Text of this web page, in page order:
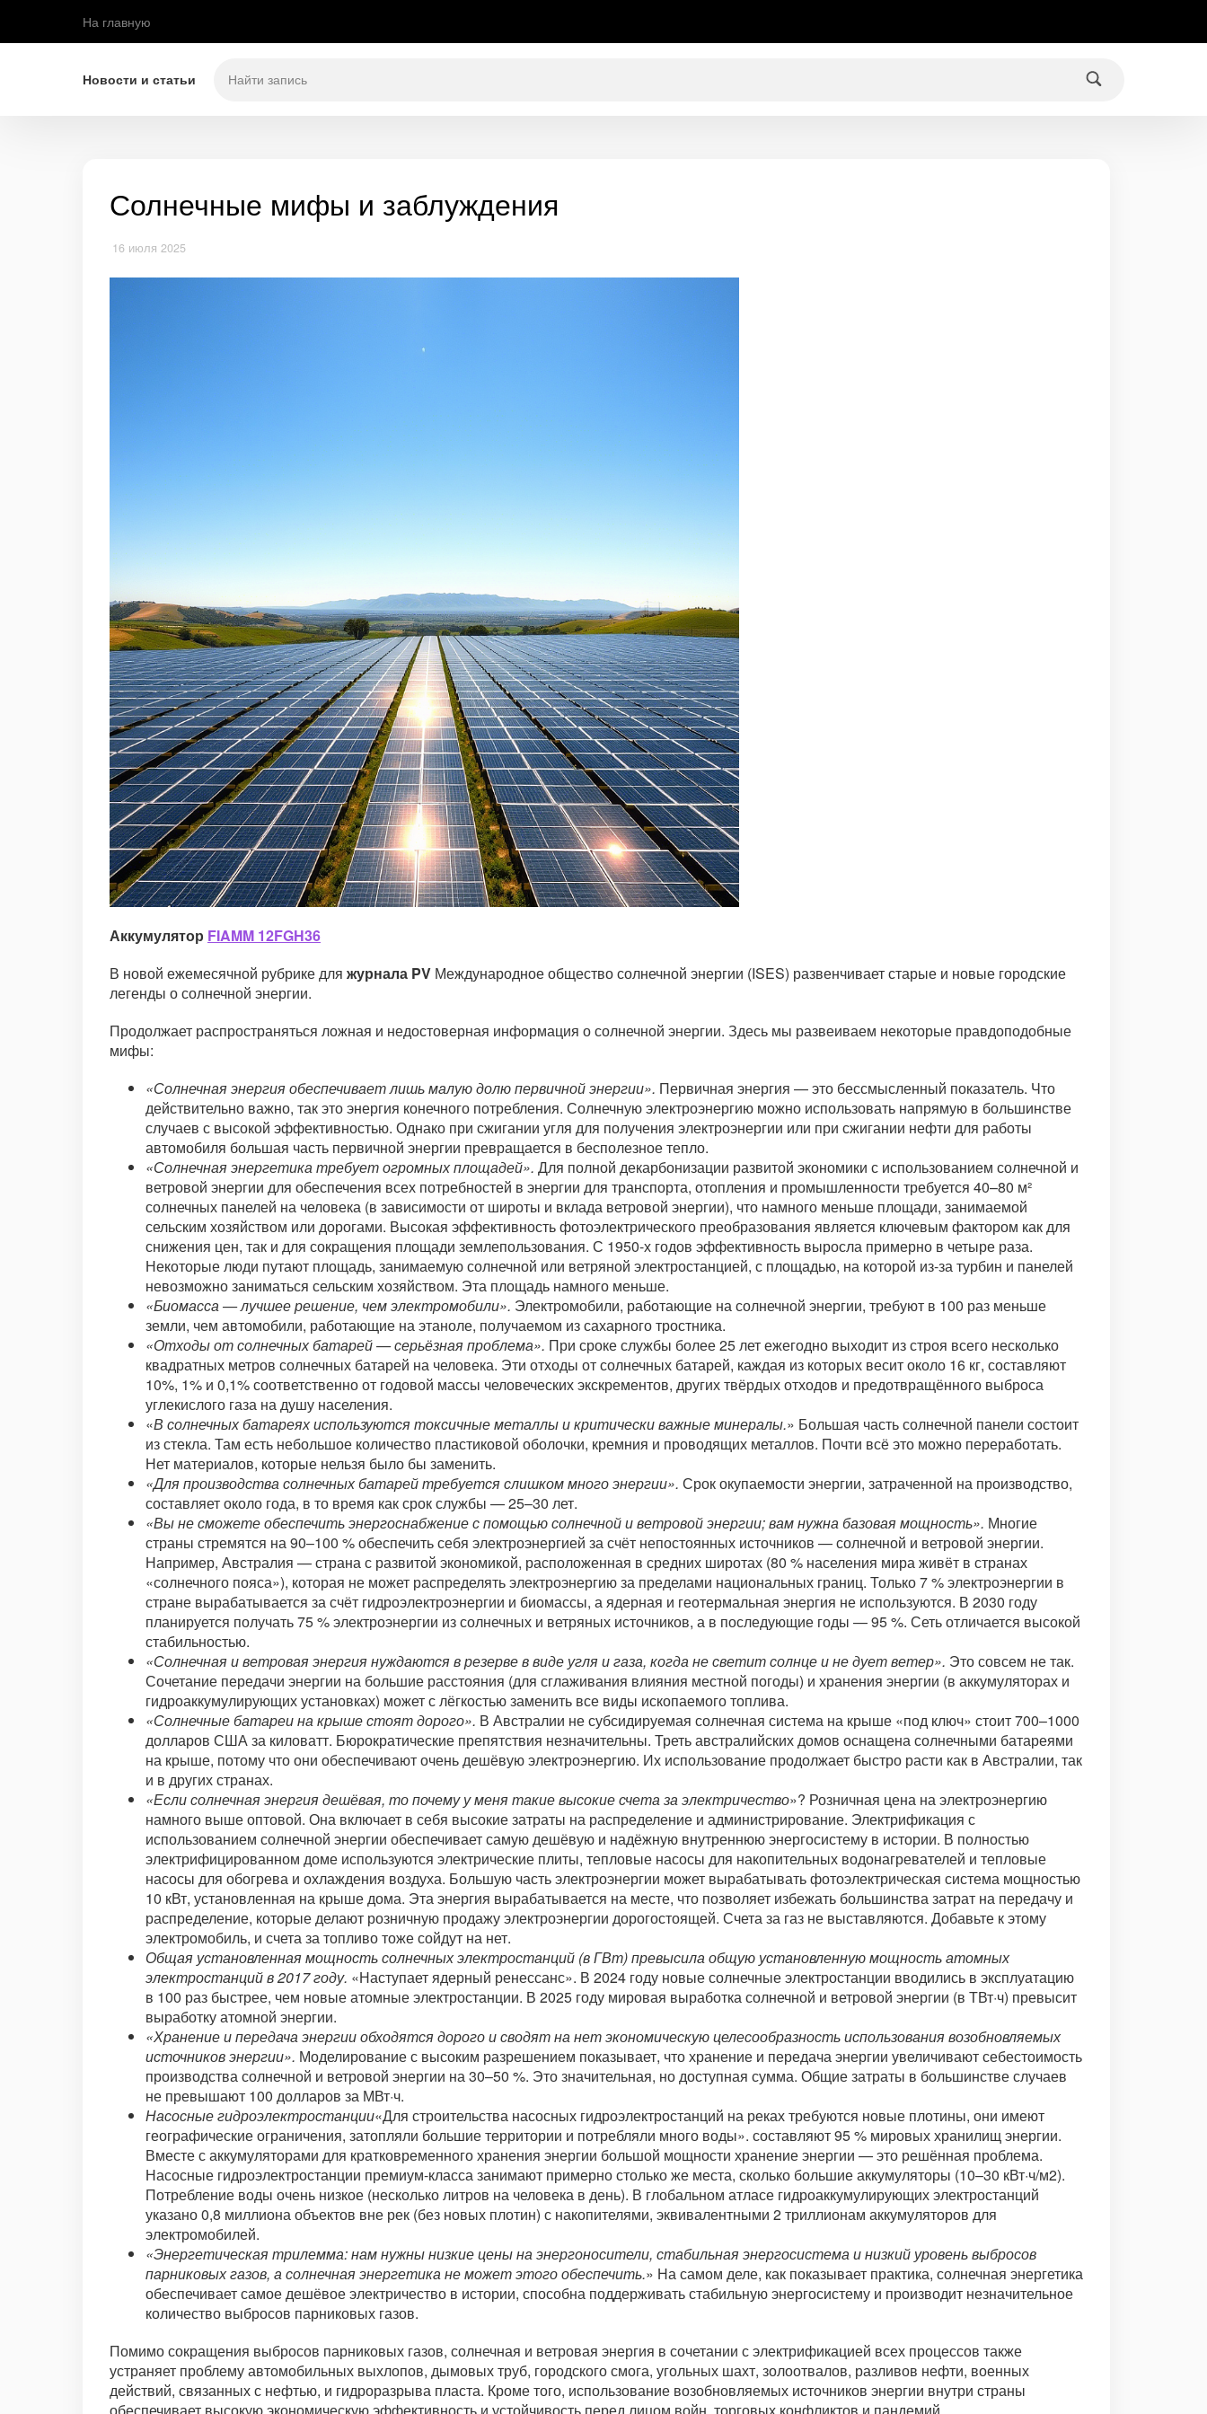
На главную
Новости и статьи
Солнечные мифы и заблуждения
16 июля 2025
Аккумулятор FIAMM 12FGH36
В новой ежемесячной рубрике для журнала PV Международное общество солнечной энергии (ISES) развенчивает старые и новые городские
легенды о солнечной энергии.
Продолжает распространяться ложная и недостоверная информация о солнечной энергии. Здесь мы развеиваем некоторые правдоподобные
мифы:
«Солнечная энергия обеспечивает лишь малую долю первичной энергии». Первичная энергия — это бессмысленный показатель. Что
действительно важно, так это энергия конечного потребления. Солнечную электроэнергию можно использовать напрямую в большинстве
случаев с высокой эффективностью. Однако при сжигании угля для получения электроэнергии или при сжигании нефти для работы
автомобиля большая часть первичной энергии превращается в бесполезное тепло.
«Солнечная энергетика требует огромных площадей». Для полной декарбонизации развитой экономики с использованием солнечной и
ветровой энергии для обеспечения всех потребностей в энергии для транспорта, отопления и промышленности требуется 40–80 м²
солнечных панелей на человека (в зависимости от широты и вклада ветровой энергии), что намного меньше площади, занимаемой
сельским хозяйством или дорогами. Высокая эффективность фотоэлектрического преобразования является ключевым фактором как для
снижения цен, так и для сокращения площади землепользования. С 1950-х годов эффективность выросла примерно в четыре раза.
Некоторые люди путают площадь, занимаемую солнечной или ветряной электростанцией, с площадью, на которой из-за турбин и панелей
невозможно заниматься сельским хозяйством. Эта площадь намного меньше.
«Биомасса — лучшее решение, чем электромобили». Электромобили, работающие на солнечной энергии, требуют в 100 раз меньше
земли, чем автомобили, работающие на этаноле, получаемом из сахарного тростника.
«Отходы от солнечных батарей — серьёзная проблема». При сроке службы более 25 лет ежегодно выходит из строя всего несколько
квадратных метров солнечных батарей на человека. Эти отходы от солнечных батарей, каждая из которых весит около 16 кг, составляют
10%, 1% и 0,1% соответственно от годовой массы человеческих экскрементов, других твёрдых отходов и предотвращённого выброса
углекислого газа на душу населения.
«В солнечных батареях используются токсичные металлы и критически важные минералы.» Большая часть солнечной панели состоит
из стекла. Там есть небольшое количество пластиковой оболочки, кремния и проводящих металлов. Почти всё это можно переработать.
Нет материалов, которые нельзя было бы заменить.
«Для производства солнечных батарей требуется слишком много энергии». Срок окупаемости энергии, затраченной на производство,
составляет около года, в то время как срок службы — 25–30 лет.
«Вы не сможете обеспечить энергоснабжение с помощью солнечной и ветровой энергии; вам нужна базовая мощность». Многие
страны стремятся на 90–100 % обеспечить себя электроэнергией за счёт непостоянных источников — солнечной и ветровой энергии.
Например, Австралия — страна с развитой экономикой, расположенная в средних широтах (80 % населения мира живёт в странах
«солнечного пояса»), которая не может распределять электроэнергию за пределами национальных границ. Только 7 % электроэнергии в
стране вырабатывается за счёт гидроэлектроэнергии и биомассы, а ядерная и геотермальная энергия не используются. В 2030 году
планируется получать 75 % электроэнергии из солнечных и ветряных источников, а в последующие годы — 95 %. Сеть отличается высокой
стабильностью.
«Солнечная и ветровая энергия нуждаются в резерве в виде угля и газа, когда не светит солнце и не дует ветер». Это совсем не так.
Сочетание передачи энергии на большие расстояния (для сглаживания влияния местной погоды) и хранения энергии (в аккумуляторах и
гидроаккумулирующих установках) может с лёгкостью заменить все виды ископаемого топлива.
«Солнечные батареи на крыше стоят дорого». В Австралии не субсидируемая солнечная система на крыше «под ключ» стоит 700–1000
долларов США за киловатт. Бюрократические препятствия незначительны. Треть австралийских домов оснащена солнечными батареями
на крыше, потому что они обеспечивают очень дешёвую электроэнергию. Их использование продолжает быстро расти как в Австралии, так
и в других странах.
«Если солнечная энергия дешёвая, то почему у меня такие высокие счета за электричество»? Розничная цена на электроэнергию
намного выше оптовой. Она включает в себя высокие затраты на распределение и администрирование. Электрификация с
использованием солнечной энергии обеспечивает самую дешёвую и надёжную внутреннюю энергосистему в истории. В полностью
электрифицированном доме используются электрические плиты, тепловые насосы для накопительных водонагревателей и тепловые
насосы для обогрева и охлаждения воздуха. Большую часть электроэнергии может вырабатывать фотоэлектрическая система мощностью
10 кВт, установленная на крыше дома. Эта энергия вырабатывается на месте, что позволяет избежать большинства затрат на передачу и
распределение, которые делают розничную продажу электроэнергии дорогостоящей. Счета за газ не выставляются. Добавьте к этому
электромобиль, и счета за топливо тоже сойдут на нет.
Общая установленная мощность солнечных электростанций (в ГВт) превысила общую установленную мощность атомных
электростанций в 2017 году. «Наступает ядерный ренессанс». В 2024 году новые солнечные электростанции вводились в эксплуатацию
в 100 раз быстрее, чем новые атомные электростанции. В 2025 году мировая выработка солнечной и ветровой энергии (в ТВт·ч) превысит
выработку атомной энергии.
«Хранение и передача энергии обходятся дорого и сводят на нет экономическую целесообразность использования возобновляемых
источников энергии». Моделирование с высоким разрешением показывает, что хранение и передача энергии увеличивают себестоимость
производства солнечной и ветровой энергии на 30–50 %. Это значительная, но доступная сумма. Общие затраты в большинстве случаев
не превышают 100 долларов за МВт·ч.
Насосные гидроэлектростанции«Для строительства насосных гидроэлектростанций на реках требуются новые плотины, они имеют
географические ограничения, затопляли большие территории и потребляли много воды». составляют 95 % мировых хранилищ энергии.
Вместе с аккумуляторами для кратковременного хранения энергии большой мощности хранение энергии — это решённая проблема.
Насосные гидроэлектростанции премиум-класса занимают примерно столько же места, сколько большие аккумуляторы (10–30 кВт·ч/м2).
Потребление воды очень низкое (несколько литров на человека в день). В глобальном атласе гидроаккумулирующих электростанций
указано 0,8 миллиона объектов вне рек (без новых плотин) с накопителями, эквивалентными 2 триллионам аккумуляторов для
электромобилей.
«Энергетическая трилемма: нам нужны низкие цены на энергоносители, стабильная энергосистема и низкий уровень выбросов
парниковых газов, а солнечная энергетика не может этого обеспечить.» На самом деле, как показывает практика, солнечная энергетика
обеспечивает самое дешёвое электричество в истории, способна поддерживать стабильную энергосистему и производит незначительное
количество выбросов парниковых газов.
Помимо сокращения выбросов парниковых газов, солнечная и ветровая энергия в сочетании с электрификацией всех процессов также
устраняет проблему автомобильных выхлопов, дымовых труб, городского смога, угольных шахт, золоотвалов, разливов нефти, военных
действий, связанных с нефтью, и гидроразрыва пласта. Кроме того, использование возобновляемых источников энергии внутри страны